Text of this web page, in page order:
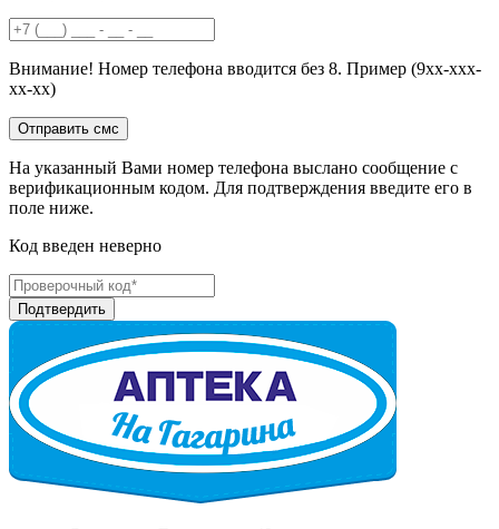
Внимание! Номер телефона вводится без 8. Пример (9хх-ххх-
хх-хх)
На указанный Вами номер телефона выслано сообщение с
верификационным кодом. Для подтверждения введите его в
поле ниже.
Код введен неверно